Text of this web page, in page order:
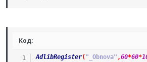
Код:
AdlibRegister( "_Obnova" ,60*60*